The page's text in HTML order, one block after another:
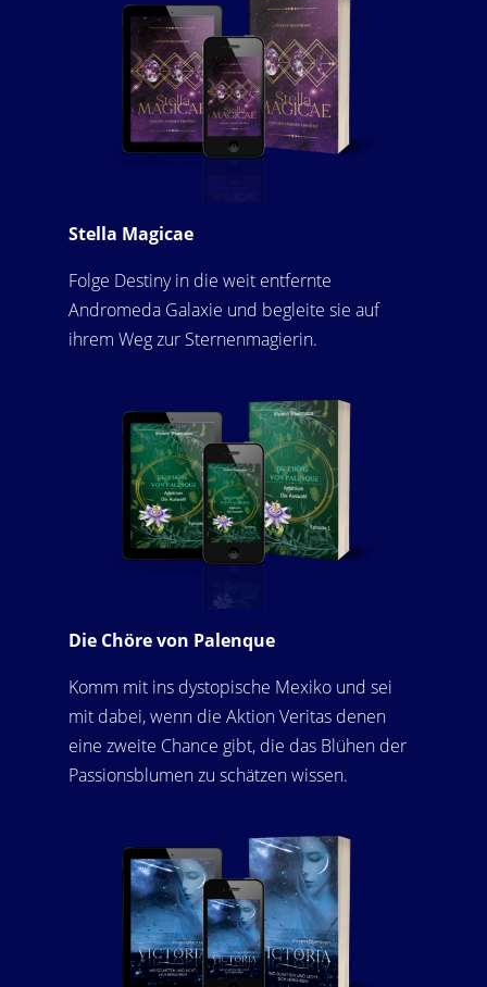
Stella Magicae
Folge Destiny in die weit entfernte
Andromeda Galaxie und begleite sie auf
ihrem Weg zur Sternenmagierin.
Die Chöre von Palenque
Komm mit ins dystopische Mexiko und sei
mit dabei, wenn die Aktion Veritas denen
eine zweite Chance gibt, die das Blühen der
Passionsblumen zu schätzen wissen.